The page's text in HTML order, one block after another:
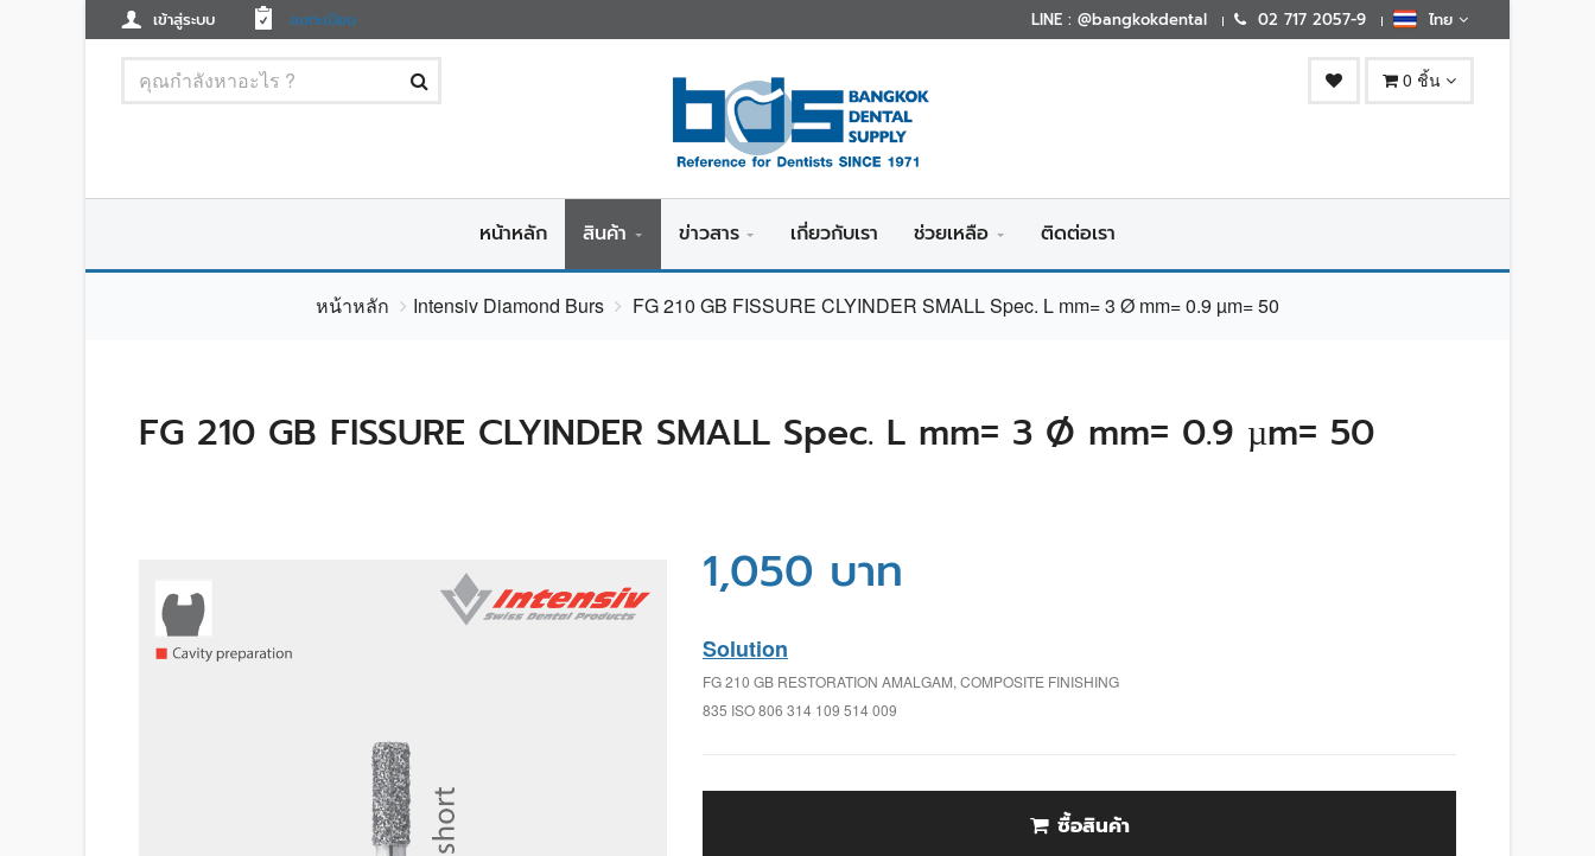
เข้าสู่ระบบ ลงทะเบียน LINE : @bangkokdental 02 717 2057-9 ไทย
0 ชิ้น
หน้าหลัก สินค้า ข่าวสาร เกี่ยวกับเรา ช่วยเหลือ ติดต่อเรา
หน้าหลัก Intensiv Diamond Burs FG 210 GB FISSURE CLYINDER SMALL Spec. L mm= 3 Ø mm= 0.9 µm= 50
FG 210 GB FISSURE CLYINDER SMALL Spec. L mm= 3 Ø mm= 0.9 µm= 50
1,050 บาท
Solution
FG 210 GB RESTORATION AMALGAM, COMPOSITE FINISHING
835 ISO 806 314 109 514 009
ซื้อสินค้า